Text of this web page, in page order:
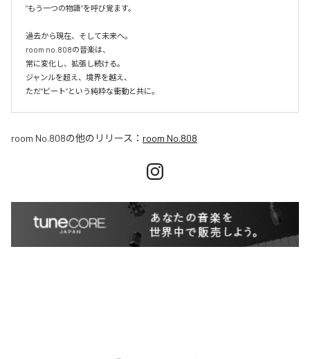
“もう一つの物語”を呼び覚ます。
過去から現在、そして未来へ。
room no.808の音楽は、
常に変化し、拡張し続ける。
ジャンルを超え、境界を越え、
room No.808の他のリリース： room No.808